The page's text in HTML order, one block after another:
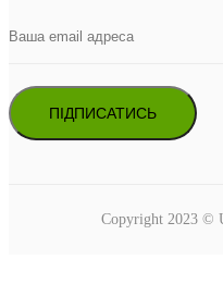
ПІДПИСАТИСЬ
Copyright 2023 ©